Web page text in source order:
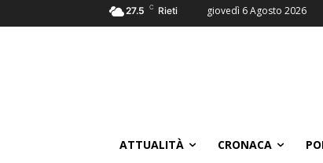
27.5 C Rieti giovedì 6 Agosto 2026
ATTUALITÀ CRONACA